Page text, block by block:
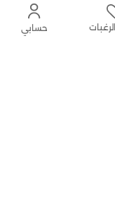
حسابي